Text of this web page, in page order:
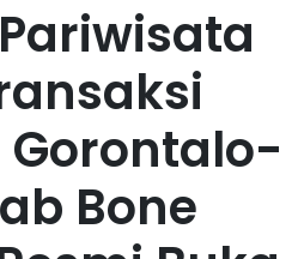
Gorontalo-
Bone